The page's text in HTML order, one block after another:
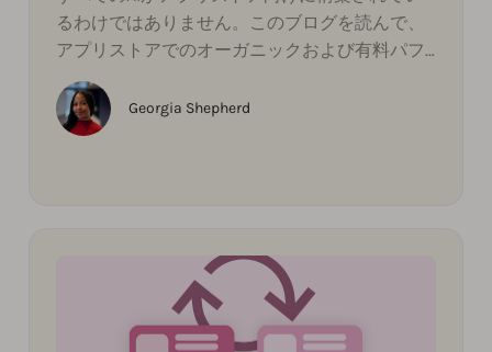
るわけではありません。このブログを読んで、
アプリストアでのオーガニックおよび有料パフ
ォーマンスの成長を信頼できるインテリジェン
スを発見してください。
Georgia Shepherd